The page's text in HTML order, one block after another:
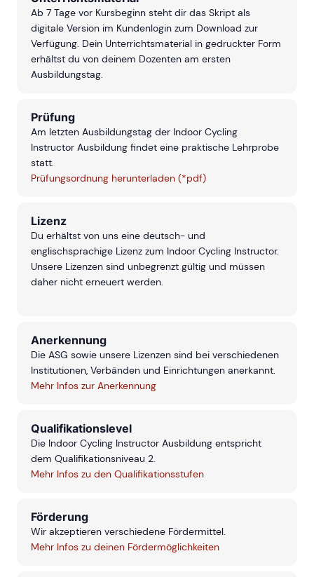
Ab 7 Tage vor Kursbeginn steht dir das Skript als
digitale Version im Kundenlogin zum Download zur
Verfügung. Dein Unterrichtsmaterial in gedruckter Form
erhältst du von deinem Dozenten am ersten
Ausbildungstag.
Prüfung
Am letzten Ausbildungstag der Indoor Cycling
Instructor Ausbildung findet eine praktische Lehrprobe
statt.
Prüfungsordnung herunterladen (*pdf)
Lizenz
Du erhältst von uns eine deutsch- und
englischsprachige Lizenz zum Indoor Cycling Instructor.
Unsere Lizenzen sind unbegrenzt gültig und müssen
daher nicht erneuert werden.
Anerkennung
Die ASG sowie unsere Lizenzen sind bei verschiedenen
Institutionen, Verbänden und Einrichtungen anerkannt.
Mehr Infos zur Anerkennung
Qualifikationslevel
Die Indoor Cycling Instructor Ausbildung entspricht
dem Qualifikationsniveau 2.
Mehr Infos zu den Qualifikationsstufen
Förderung
Wir akzeptieren verschiedene Fördermittel.
Mehr Infos zu deinen Fördermöglichkeiten